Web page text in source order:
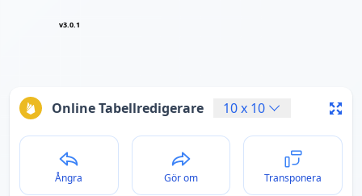
v3.0.1
Online Tabellredigerare 10x 10
Ångra Gör om Transponera